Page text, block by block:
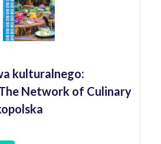
kulturalnego:
Network of Culinary